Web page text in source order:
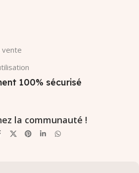
vente
100% sécurisé
la communauté !